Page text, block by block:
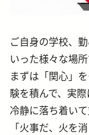
ご自身の学校、
いった様々な場
まずは「関心」
験を積んで、実際
冷静に落ち着い
「火事だ、火を